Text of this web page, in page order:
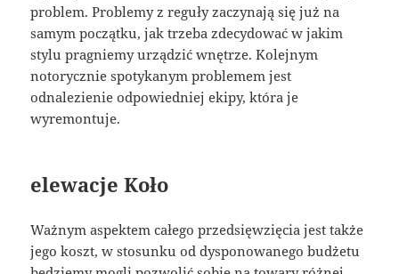
problem. Problemy z reguły zaczynają się już na
samym początku, jak trzeba zdecydować w jakim
stylu pragniemy urządzić wnętrze. Kolejnym
notorycznie spotykanym problemem jest
odnalezienie odpowiedniej ekipy, która je
wyremontuje.
elewacje Koło
Ważnym aspektem całego przedsięwzięcia jest także
jego koszt, w stosunku od dysponowanego budżetu